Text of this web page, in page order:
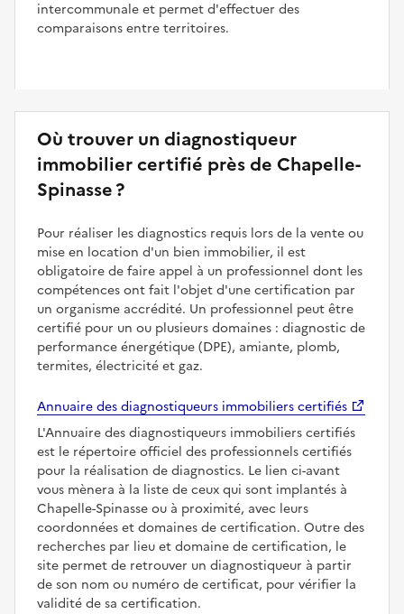
intercommunale et permet d'effectuer des
comparaisons entre territoires.
Où trouver un diagnostiqueur
immobilier certifié près de Chapelle-
Spinasse ?
Pour réaliser les diagnostics requis lors de la vente ou
mise en location d'un bien immobilier, il est
obligatoire de faire appel à un professionnel dont les
compétences ont fait l'objet d'une certification par
un organisme accrédité. Un professionnel peut être
certifié pour un ou plusieurs domaines : diagnostic de
performance énergétique (DPE), amiante, plomb,
termites, électricité et gaz.
Annuaire des diagnostiqueurs immobiliers certifiés
L'Annuaire des diagnostiqueurs immobiliers certifiés
est le répertoire officiel des professionnels certifiés
pour la réalisation de diagnostics. Le lien ci-avant
vous mènera à la liste de ceux qui sont implantés à
Chapelle-Spinasse ou à proximité, avec leurs
coordonnées et domaines de certification. Outre des
recherches par lieu et domaine de certification, le
site permet de retrouver un diagnostiqueur à partir
de son nom ou numéro de certificat, pour vérifier la
validité de sa certification.